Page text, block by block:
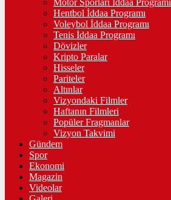
Motor Sporları İddaa Programı
Hentbol İddaa Programı
Voleybol İddaa Programı
Tenis İddaa Programı
Dövizler
Kripto Paralar
Hisseler
Pariteler
Altınlar
Vizyondaki Filmler
Haftanın Filmleri
Popüler Fragmanlar
Vizyon Takvimi
Gündem
Spor
Ekonomi
Magazin
Videolar